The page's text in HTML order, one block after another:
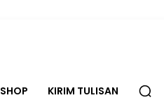
SHOP KIRIM TULISAN